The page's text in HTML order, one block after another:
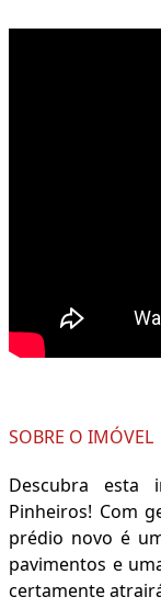
SOBRE O IMÓVEL
Descubra
Pinheiros! Com
prédio novo é
pavimentos e
certamente